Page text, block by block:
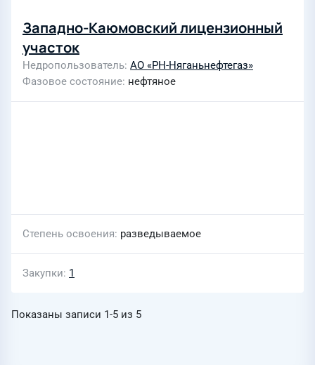
Западно-Каюмовский лицензионный
участок
Недропользователь АО «РН-Няганьнефтегаз»
Фазовое состояние нефтяное
Степень освоения разведываемое
Закупки 1
Показаны записи 1-5 из 5